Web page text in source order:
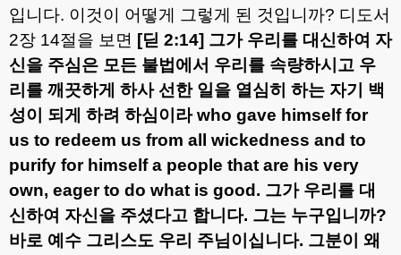
입니다. 이것이 어떻게 그렇게 된 것입니까? 디도서
2장 14절을 보면 [딛 2:14] 그가 우리를 대신하여 자
신을 주심은 모든 불법에서 우리를 속량하시고 우
리를 깨끗하게 하사 선한 일을 열심히 하는 자기 백
성이 되게 하려 하심이라who gave himself for
us to redeem us from all wickedness and to
purify for himself a people that are his very
own, eager to do what is good. 그가 우리를 대
신하여 자신을 주셨다고 합니다. 그는 누구입니까?
바로 예수 그리스도 우리 주님이십니다. 그분이 왜